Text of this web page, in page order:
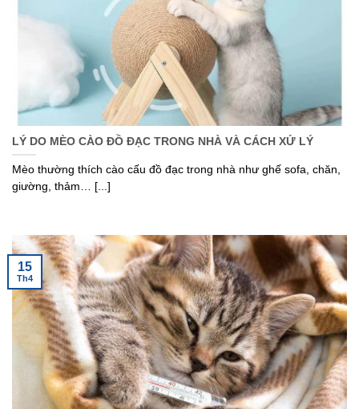
LÝ DO MÈO CÀO ĐỒ ĐẠC TRONG NHÀ VÀ CÁCH XỬ LÝ
Mèo thường thích cào cấu đồ đạc trong nhà như ghế sofa, chăn,
giường, thảm… [...]
15
Th4